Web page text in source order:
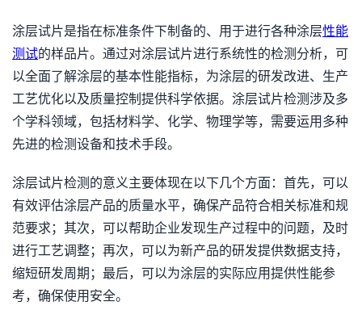
涂层试片是指在标准条件下制备的、用于进行各种涂层性能
测试的样品片。通过对涂层试片进行系统性的检测分析，可
以全面了解涂层的基本性能指标，为涂层的研发改进、生产
工艺优化以及质量控制提供科学依据。涂层试片检测涉及多
个学科领域，包括材料学、化学、物理学等，需要运用多种
先进的检测设备和技术手段。
涂层试片检测的意义主要体现在以下几个方面：首先，可以
有效评估涂层产品的质量水平，确保产品符合相关标准和规
范要求；其次，可以帮助企业发现生产过程中的问题，及时
进行工艺调整；再次，可以为新产品的研发提供数据支持，
缩短研发周期；最后，可以为涂层的实际应用提供性能参
考，确保使用安全。